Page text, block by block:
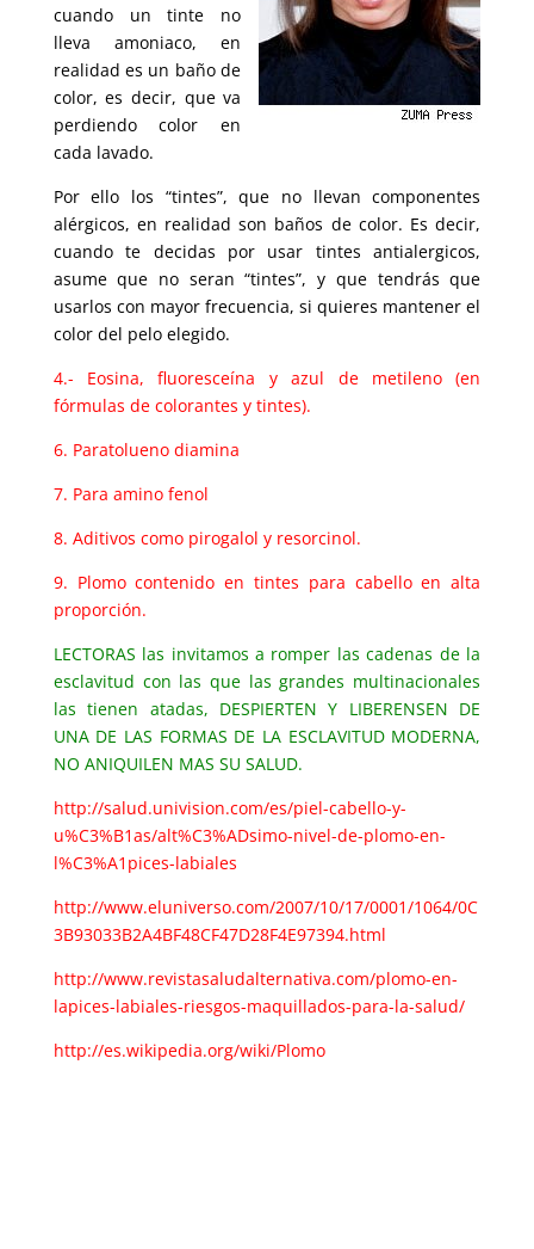
cuando un tinte no
lleva amoniaco, en
realidad es un baño de
color, es decir, que va
perdiendo color en
cada lavado.
Por ello los “tintes”, que no llevan componentes
alérgicos, en realidad son baños de color. Es decir,
cuando te decidas por usar tintes antialergicos,
asume que no seran “tintes”, y que tendrás que
usarlos con mayor frecuencia, si quieres mantener el
color del pelo elegido.
4.- Eosina, fluoresceína y azul de metileno (en
fórmulas de colorantes y tintes).
6. Paratolueno diamina
7. Para amino fenol
8. Aditivos como pirogalol y resorcinol.
9. Plomo contenido en tintes para cabello en alta
proporción.
LECTORAS las invitamos a romper las cadenas de la
esclavitud con las que las grandes multinacionales
las tienen atadas, DESPIERTEN Y LIBERENSEN DE
UNA DE LAS FORMAS DE LA ESCLAVITUD MODERNA,
NO ANIQUILEN MAS SU SALUD.
http://salud.univision.com/es/piel-cabello-y-
u%C3%B1as/alt%C3%ADsimo-nivel-de-plomo-en-
l%C3%A1pices-labiales
http://www.eluniverso.com/2007/10/17/0001/1064/0C
3B93033B2A4BF48CF47D28F4E97394.html
http://www.revistasaludalternativa.com/plomo-en-
lapices-labiales-riesgos-maquillados-para-la-salud/
http://es.wikipedia.org/wiki/Plomo